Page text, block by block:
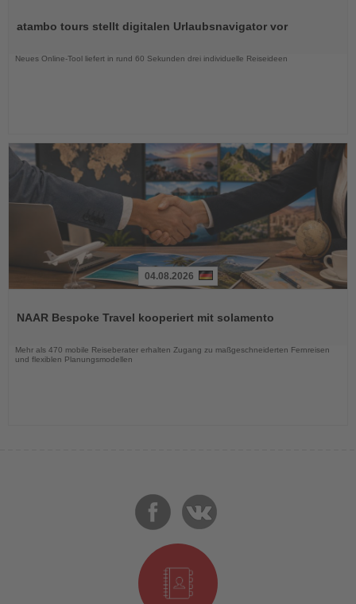
die
atambo tours stellt digitalen Urlaubsnavigator vor
Neues Online-Tool liefert in rund 60 Sekunden drei individuelle Reiseideen
die
04.08.2026
NAAR Bespoke Travel kooperiert mit solamento
Mehr als 470 mobile Reiseberater erhalten Zugang zu maßgeschneiderten Fernreisen
und flexiblen Planungsmodellen